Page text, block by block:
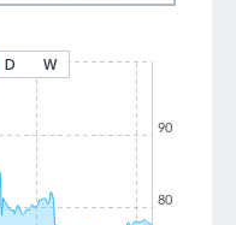
D W
80
90